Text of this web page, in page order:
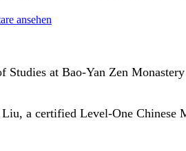
ansehen
at Bao-Yan Zen
a certified Level-One Chinese